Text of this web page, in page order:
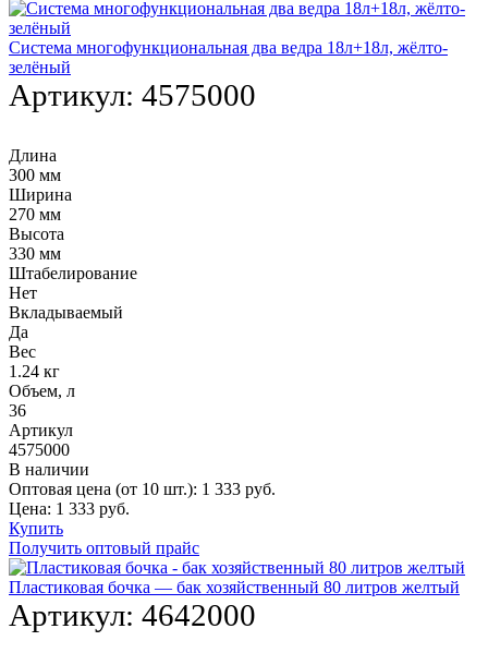
Система многофункциональная два ведра 18л+18л, жёлто-
зелёный
Артикул: 4575000
Длина
300 мм
Ширина
270 мм
Высота
330 мм
Штабелирование
Нет
Вкладываемый
Да
Вес
1.24 кг
Объем, л
36
Артикул
4575000
В наличии
Оптовая цена (от 10 шт.): 1 333 руб.
Цена: 1 333 руб.
Купить
Получить оптовый прайс
Пластиковая бочка — бак хозяйственный 80 литров желтый
Артикул: 4642000